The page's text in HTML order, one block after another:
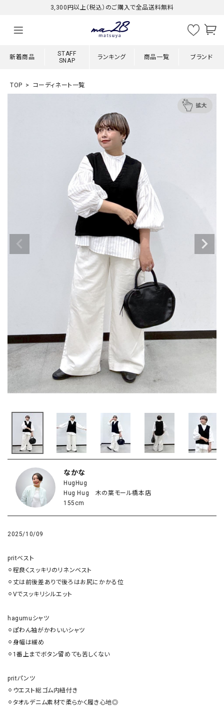
3,300円以上（税込）のご購入で全品送料無料
新着商品
STAFF
SNAP
ランキング 商品一覧 ブランド
TOP コーディネート一覧
なかな
HugHug
Hug Hug 木の葉モール橋本店
155cm
2025/10/09
pritベスト
⚪︎程良くスッキリのリネンベスト
⚪︎丈は前後差ありで後ろはお尻にかかる位
⚪︎Vでスッキリシルエット
hagumuシャツ
⚪︎ぽわん袖がかわいいシャツ
⚪︎身幅は緩め
⚪︎1番上までボタン留めても苦しくない
pritパンツ
⚪︎ウエスト総ゴム内紐付き
⚪︎タオルデニム素材で柔らかく履き心地◎